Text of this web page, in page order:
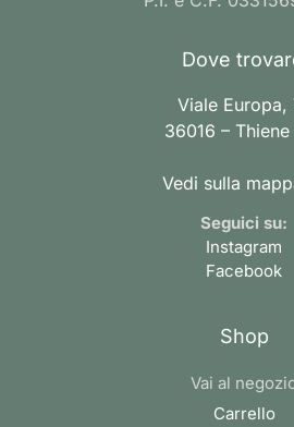
Dove
Viale Europa,
36016 – Thiene
Vedi sulla
Seguici su:
Instagram
Facebook
Shop
Vai al
Carrello